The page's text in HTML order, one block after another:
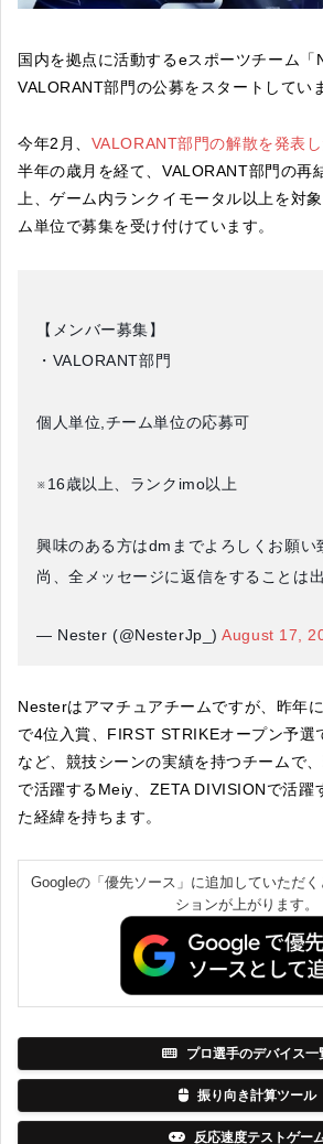
国内を拠点に活動するeスポーツチーム「
VALORANT部門の公募をスタートしてい
今年2月、 VALORANT部門の解散を発表
半年の歳月を経て、VALORANT部門の再
上、ゲーム内ランクイモータル以上を対
ム単位で募集を受け付けています。
【メンバー募集】
・VALORANT部門
個人単位,チーム単位の応募可
※16歳以上、ランクimo以上
興味のある方はdmまでよろしくお願い
尚、全メッセージに返信をすることは
— Nester (@NesterJp_)August 17,
Nesterはアマチュアチームですが、昨年
で4位入賞、FIRST STRIKEオープン予選
など、競技シーンの実績を持つチームで
で活躍するMeiy、ZETA DIVISIONで活躍
た経緯を持ちます。
Googleの「優先ソース」に追加していただ
ションが上がります。
プロ選手のデバイス一
振り向き計算ツール
反応速度テストゲー